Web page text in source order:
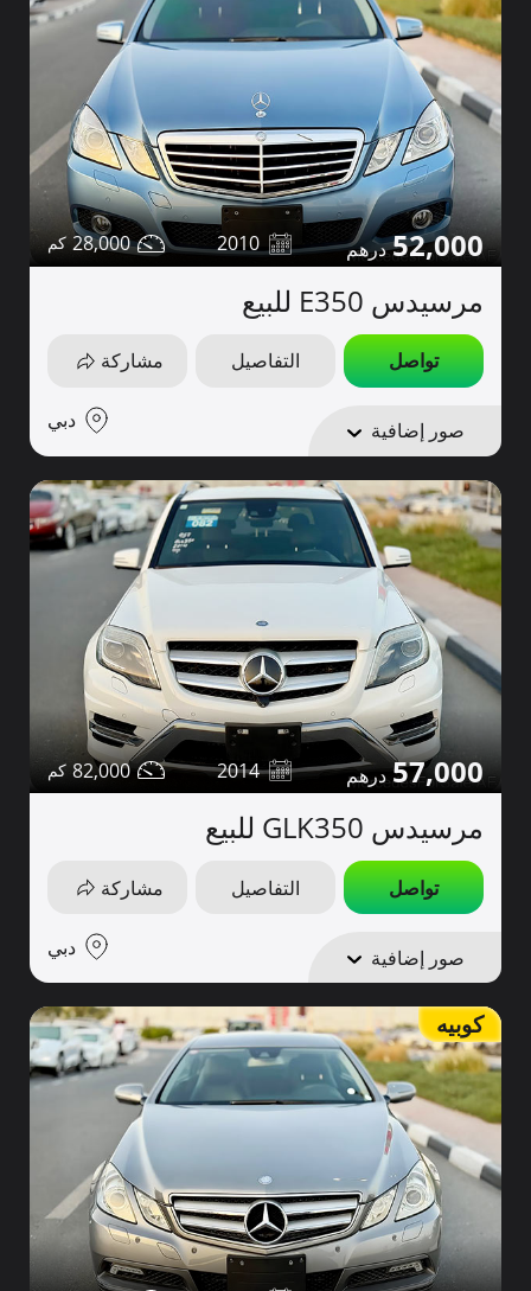
52,000
2010
28,000
مرسيدس E350 للبيع
تواصل التفاصيل مشاركة
صور إضافية دبي
57,000
2014
82,000
مرسيدس GLK350 للبيع
تواصل التفاصيل مشاركة
صور إضافية دبي
كوبيه